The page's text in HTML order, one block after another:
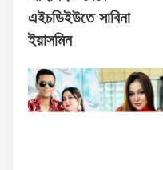
এইচডিইউতে সাবিনা
ইয়াসমিন